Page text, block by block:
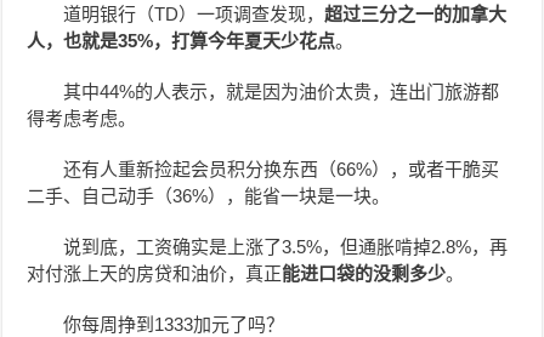
道明银行（TD）一项调查发现，超过三分之一的加拿大
人，也就是35%，打算今年夏天少花点。
其中44%的人表示，就是因为油价太贵，连出门旅游都
得考虑考虑。
还有人重新捡起会员积分换东西（66%），或者干脆买
二手、自己动手（36%），能省一块是一块。
说到底，工资确实是上涨了3.5%，但通胀啃掉2.8%，再
对付涨上天的房贷和油价，真正能进口袋的没剩多少。
你每周挣到1333加元了吗？